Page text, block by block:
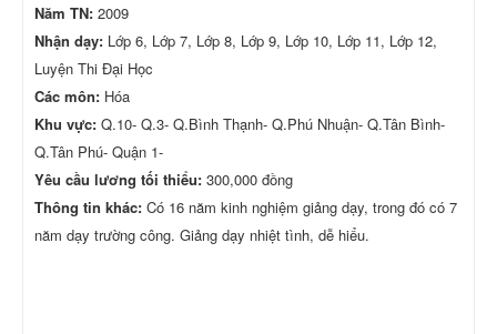
Năm TN: 2009
Nhận dạy: Lớp 6, Lớp 7, Lớp 8, Lớp 9, Lớp 10, Lớp 11, Lớp 12,
Luyện Thi Đại Học
Các môn: Hóa
Khu vực: Q.10- Q.3- Q.Bình Thạnh- Q.Phú Nhuận- Q.Tân Bình-
Q.Tân Phú- Quận 1-
Yêu cầu lương tối thiểu: 300,000 đồng
Thông tin khác: Có 16 năm kinh nghiệm giảng dạy, trong đó có 7
năm dạy trường công. Giảng dạy nhiệt tình, dễ hiểu.